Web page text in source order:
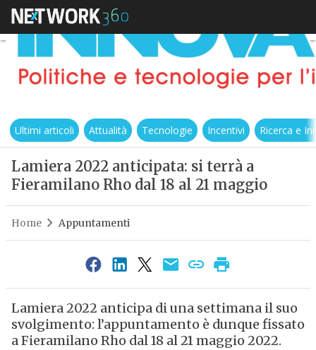
Ultimi articoli Attualità Tecnologie Incentivi Ricerca e
Lamiera 2022 anticipata: si terrà a
Fieramilano Rho dal 18 al 21 maggio
Home Appuntamenti
Lamiera 2022 anticipa di una settimana il suo
svolgimento: l’appuntamento è dunque fissato
a Fieramilano Rho dal 18 al 21 maggio 2022.